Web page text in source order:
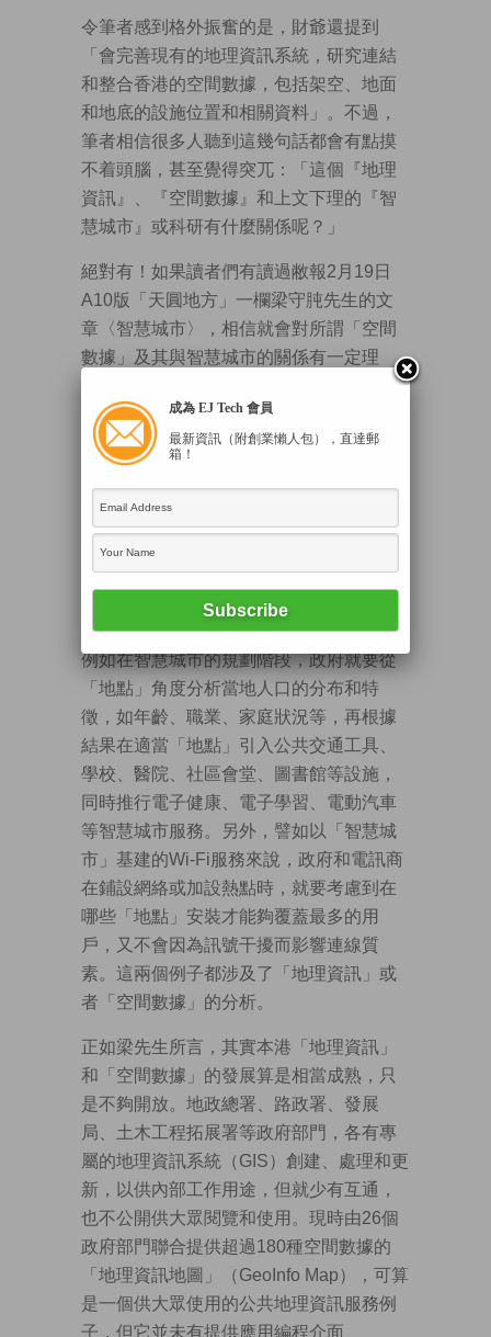
令筆者感到格外振奮的是，財爺還提到
「會完善現有的地理資訊系統，研究連結
和整合香港的空間數據，包括架空、地面
和地底的設施位置和相關資料」。不過，
筆者相信很多人聽到這幾句話都會有點摸
不着頭腦，甚至覺得突兀：「這個『地理
資訊』、『空間數據』和上文下理的『智
慧城市』或科研有什麼關係呢？」
絕對有！如果讀者們有讀過敝報2月19日
A10版「天圓地方」一欄梁守肫先生的文
章〈智慧城市〉，相信就會對所謂「空間
數據」及其與智慧城市的關係有一定理
有助規劃社區服務
簡單而言，「地點」和「空間」的數據為
這個世界的很多事物賦予了多一重意義，
在智慧城市中，收集、管理和分析「地
點」和「空間」相關的資訊，是有助各項
「智慧」服務的開發和推行，甚至影響到
整個「智慧城市」營運的效益。
例如在智慧城市的規劃階段，政府就要從
「地點」角度分析當地人口的分布和特
徵，如年齡、職業、家庭狀況等，再根據
結果在適當「地點」引入公共交通工具、
學校、醫院、社區會堂、圖書館等設施，
同時推行電子健康、電子學習、電動汽車
等智慧城市服務。另外，譬如以「智慧城
市」基建的Wi-Fi服務來說，政府和電訊商
在鋪設網絡或加設熱點時，就要考慮到在
哪些「地點」安裝才能夠覆蓋最多的用
戶，又不會因為訊號干擾而影響連線質
素。這兩個例子都涉及了「地理資訊」或
者「空間數據」的分析。
正如梁先生所言，其實本港「地理資訊」
和「空間數據」的發展算是相當成熟，只
是不夠開放。地政總署、路政署、發展
局、土木工程拓展署等政府部門，各有專
屬的地理資訊系統（GIS）創建、處理和更
新，以供內部工作用途，但就少有互通，
也不公開供大眾閱覽和使用。現時由26個
政府部門聯合提供超過180種空間數據的
「地理資訊地圖」（GeoInfo Map），可算
是一個供大眾使用的公共地理資訊服務例
子，但它並未有提供應用編程介面
成為 EJ Tech 會員
最新資訊（附創業懶人包），直達郵
箱！